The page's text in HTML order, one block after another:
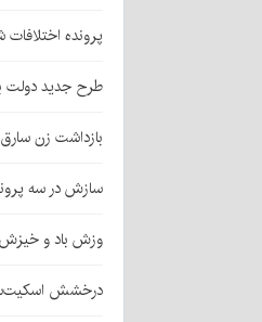
پرونده
طرح جدید دولت
بازداشت زن سارق و پسر ۱۲
سازش در سه
وزش باد و خیزش
درخشش